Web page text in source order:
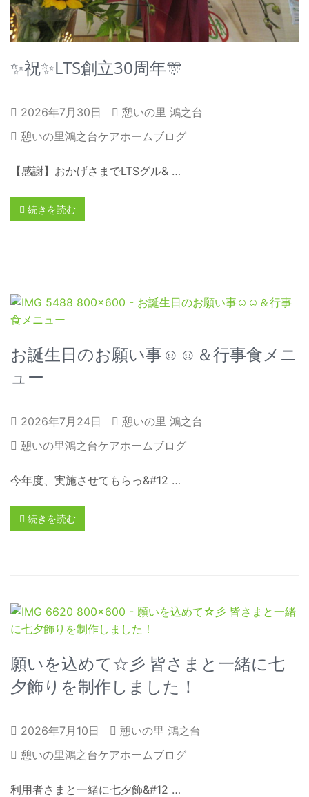
✨祝✨LTS創立30周年🎊
2026年7月30日
憩いの里 鴻之台
憩いの里鴻之台ケアホームブログ
【感謝】おかげさまでLTSグル& …
続きを読む
お誕生日のお願い事☺☺＆行事食メニ
ュー
2026年7月24日
憩いの里 鴻之台
憩いの里鴻之台ケアホームブログ
今年度、実施させてもらっ&#12 …
続きを読む
願いを込めて☆彡 皆さまと一緒に七
夕飾りを制作しました！
2026年7月10日
憩いの里 鴻之台
憩いの里鴻之台ケアホームブログ
利用者さまと一緒に七夕飾&#12 …